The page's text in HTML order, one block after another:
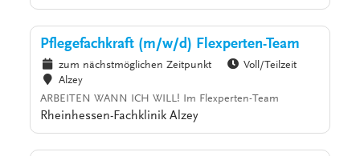
Pflegefachkraft (m/w/d) Flexperten-Team
zum nächstmöglichen Zeitpunkt
Voll/Teilzeit
Alzey
ARBEITEN WANN ICH WILL! Im Flexperten-Team
Rheinhessen-Fachklinik Alzey